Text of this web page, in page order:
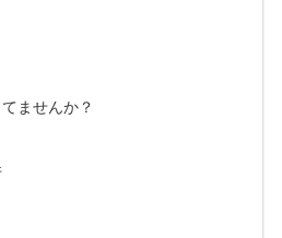
ませんか？